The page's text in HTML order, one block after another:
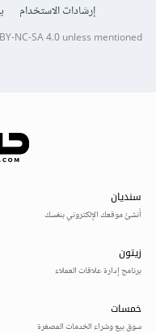
إرشادات الاستخدام
NC-SA 4.0unless mentioned